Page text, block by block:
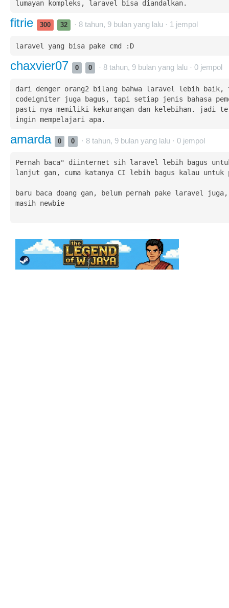
lumayan kompleks, laravel bisa diandalkan.
fitrie 300 32 · 8 tahun, 9 bulan yang lalu · 1 jempol
laravel yang bisa pake cmd :D
chaxvier07 0 0 · 8 tahun, 9 bulan yang lalu · 0 jempol
dari denger orang2 bilang bahwa laravel lebih baik,
codeigniter juga bagus, tapi setiap jenis bahasa
pasti nya memiliki kekurangan dan kelebihan. jadi
ingin mempelajari apa.
amarda 0 0 · 8 tahun, 9 bulan yang lalu · 0 jempol
Pernah baca" diinternet sih laravel lebih bagus
lanjut gan, cuma katanya CI lebih bagus kalau untuk
baru baca doang gan, belum pernah pake laravel juga,
masih newbie